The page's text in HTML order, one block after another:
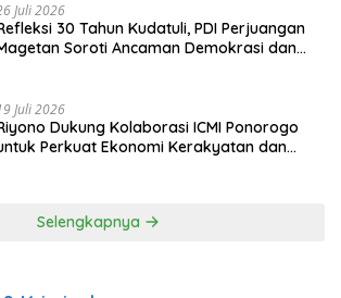
Juli 2026
30 Tahun Kudatuli, PDI Perjuangan
Soroti Ancaman Demokrasi dan
Juli 2026
Dukung Kolaborasi ICMI Ponorogo
Perkuat Ekonomi Kerakyatan dan
Selengkapnya